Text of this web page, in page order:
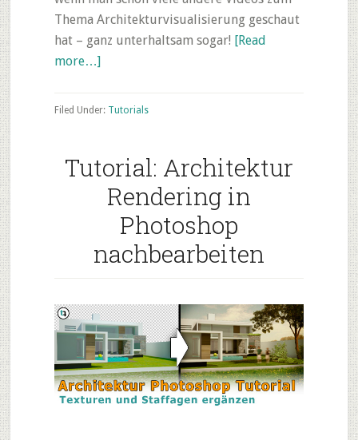
Thema Architekturvisualisierung geschaut
hat – ganz unterhaltsam sogar! [Read
more…]about
–
Mouse
wird
ein
Gebäude
Filed Under: Tutorials
Tutorial: Architektur
Rendering in
Photoshop
nachbearbeiten